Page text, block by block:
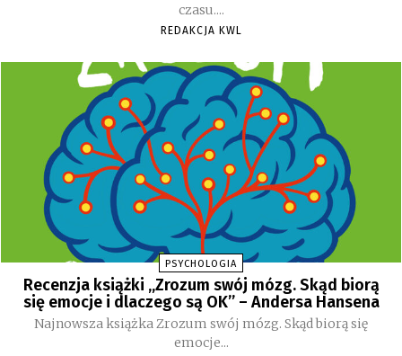
czasu....
REDAKCJA KWL
PSYCHOLOGIA
Recenzja książki „Zrozum swój mózg. Skąd biorą
się emocje i dlaczego są OK” – Andersa Hansena
Najnowsza książka Zrozum swój mózg. Skąd biorą się
emocje...